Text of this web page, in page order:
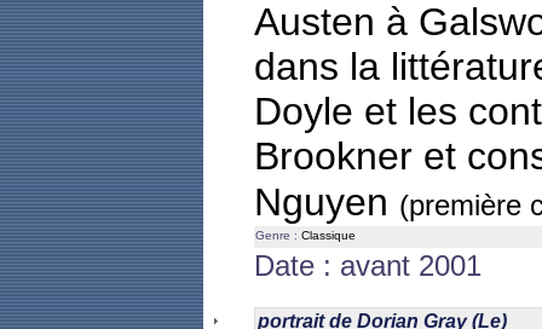
Austen à
dans la
Doyle et les
Brookner et
Nguyen (première
Genre : Classique
Date : avant 2001
portrait de Dorian Gray (Le)